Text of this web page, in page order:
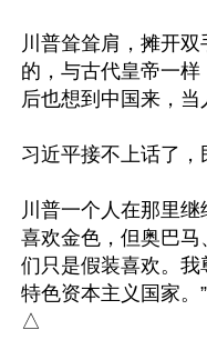
川普耸耸肩，摊开
的，与古代皇帝一
后也想到中国来，当
习近平接不上话了，
川普一个人在那里
喜欢金色，但奥巴
们只是假装喜欢。
特色资本主义国家。